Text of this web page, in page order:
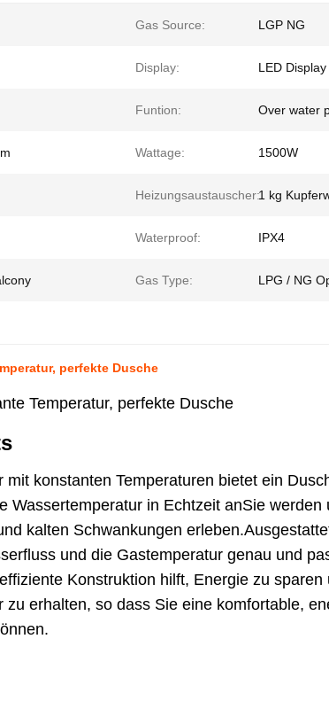
Gas Source: LGP NG
Display: LED Display
Funtion: Over water
Wattage: 1500W
Heizungsaustauscher:1 kg
Waterproof: IPX4
Gas Type: LPG / NG
perfekte Dusche
Temperatur, perfekte Dusche
konstanten Temperaturen bietet ein
Wassertemperatur in Echtzeit anSie
kalten Schwankungen
und die Gastemperatur genau und
Konstruktion hilft, Energie zu
erhalten, so dass Sie eine komfortable,